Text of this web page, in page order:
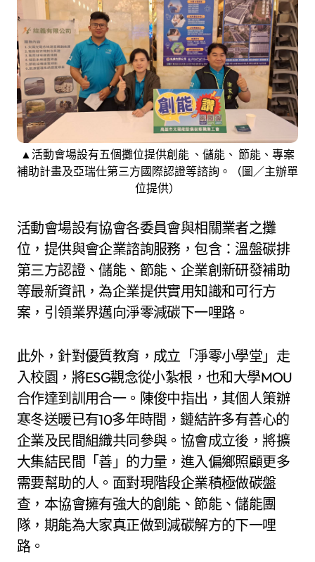
▲活動會場設有五個攤位提供創能 、儲能、 節能、專案
補助計畫及亞瑞仕第三方國際認證等諮詢。（圖／主辦單
位提供）
活動會場設有協會各委員會與相關業者之攤
位，提供與會企業諮詢服務，包含：溫盤碳排
第三方認證、儲能、節能、企業創新研發補助
等最新資訊，為企業提供實用知識和可行方
案，引領業界邁向淨零減碳下一哩路。
此外，針對優質教育，成立「淨零小學堂」走
入校園，將ESG觀念從小紮根，也和大學MOU
合作達到訓用合一。陳俊中指出，其個人策辦
寒冬送暖已有10多年時間，鏈結許多有善心的
企業及民間組織共同參與。協會成立後，將擴
大集結民間「善」的力量，進入偏鄉照顧更多
需要幫助的人。面對現階段企業積極做碳盤
查，本協會擁有強大的創能、節能、儲能團
隊，期能為大家真正做到減碳解方的下一哩
路。